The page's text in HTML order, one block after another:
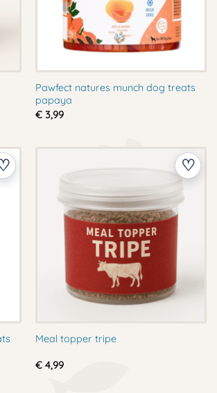
Pawfect natures munch dog treats
papaya
€3,99
Meal topper tripe
€4,99